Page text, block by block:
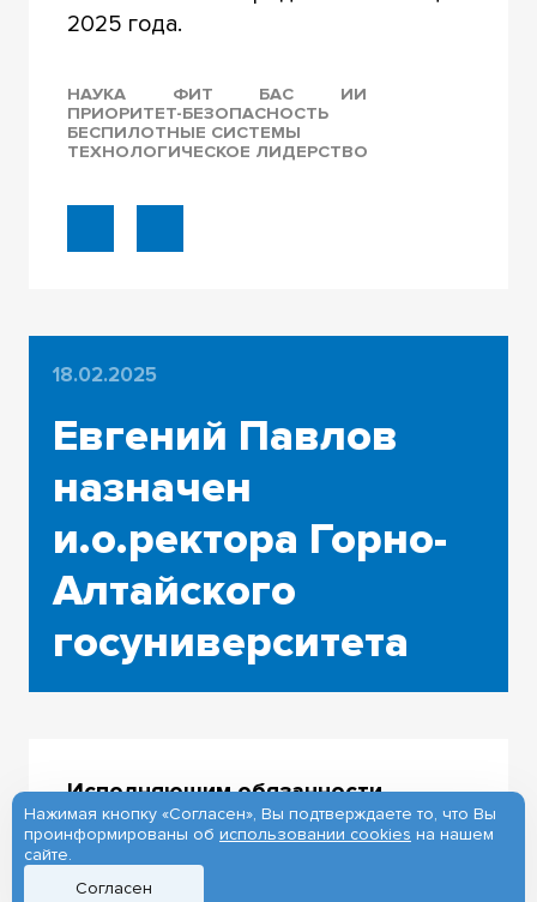
2025 года.
НАУКА ФИТ БАС
ИИ
ПРИОРИТЕТ-БЕЗОПАСНОСТЬ
БЕСПИЛОТНЫЕ СИСТЕМЫ
ТЕХНОЛОГИЧЕСКОЕ ЛИДЕРСТВО
18.02.2025
Евгений Павлов
назначен
и.о.ректора Горно-
Алтайского
госуниверситета
Исполняющим обязанности
ректора Горно-Алтайского
государственного университета
назначен
Нажимая кнопку «Согласен», Вы подтверждаете то, что Вы
проинформированы об использовании cookies на нашем
сайте.
Согласен